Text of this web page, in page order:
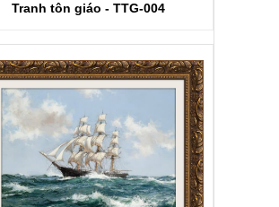
Tranh tôn giáo - TTG-004